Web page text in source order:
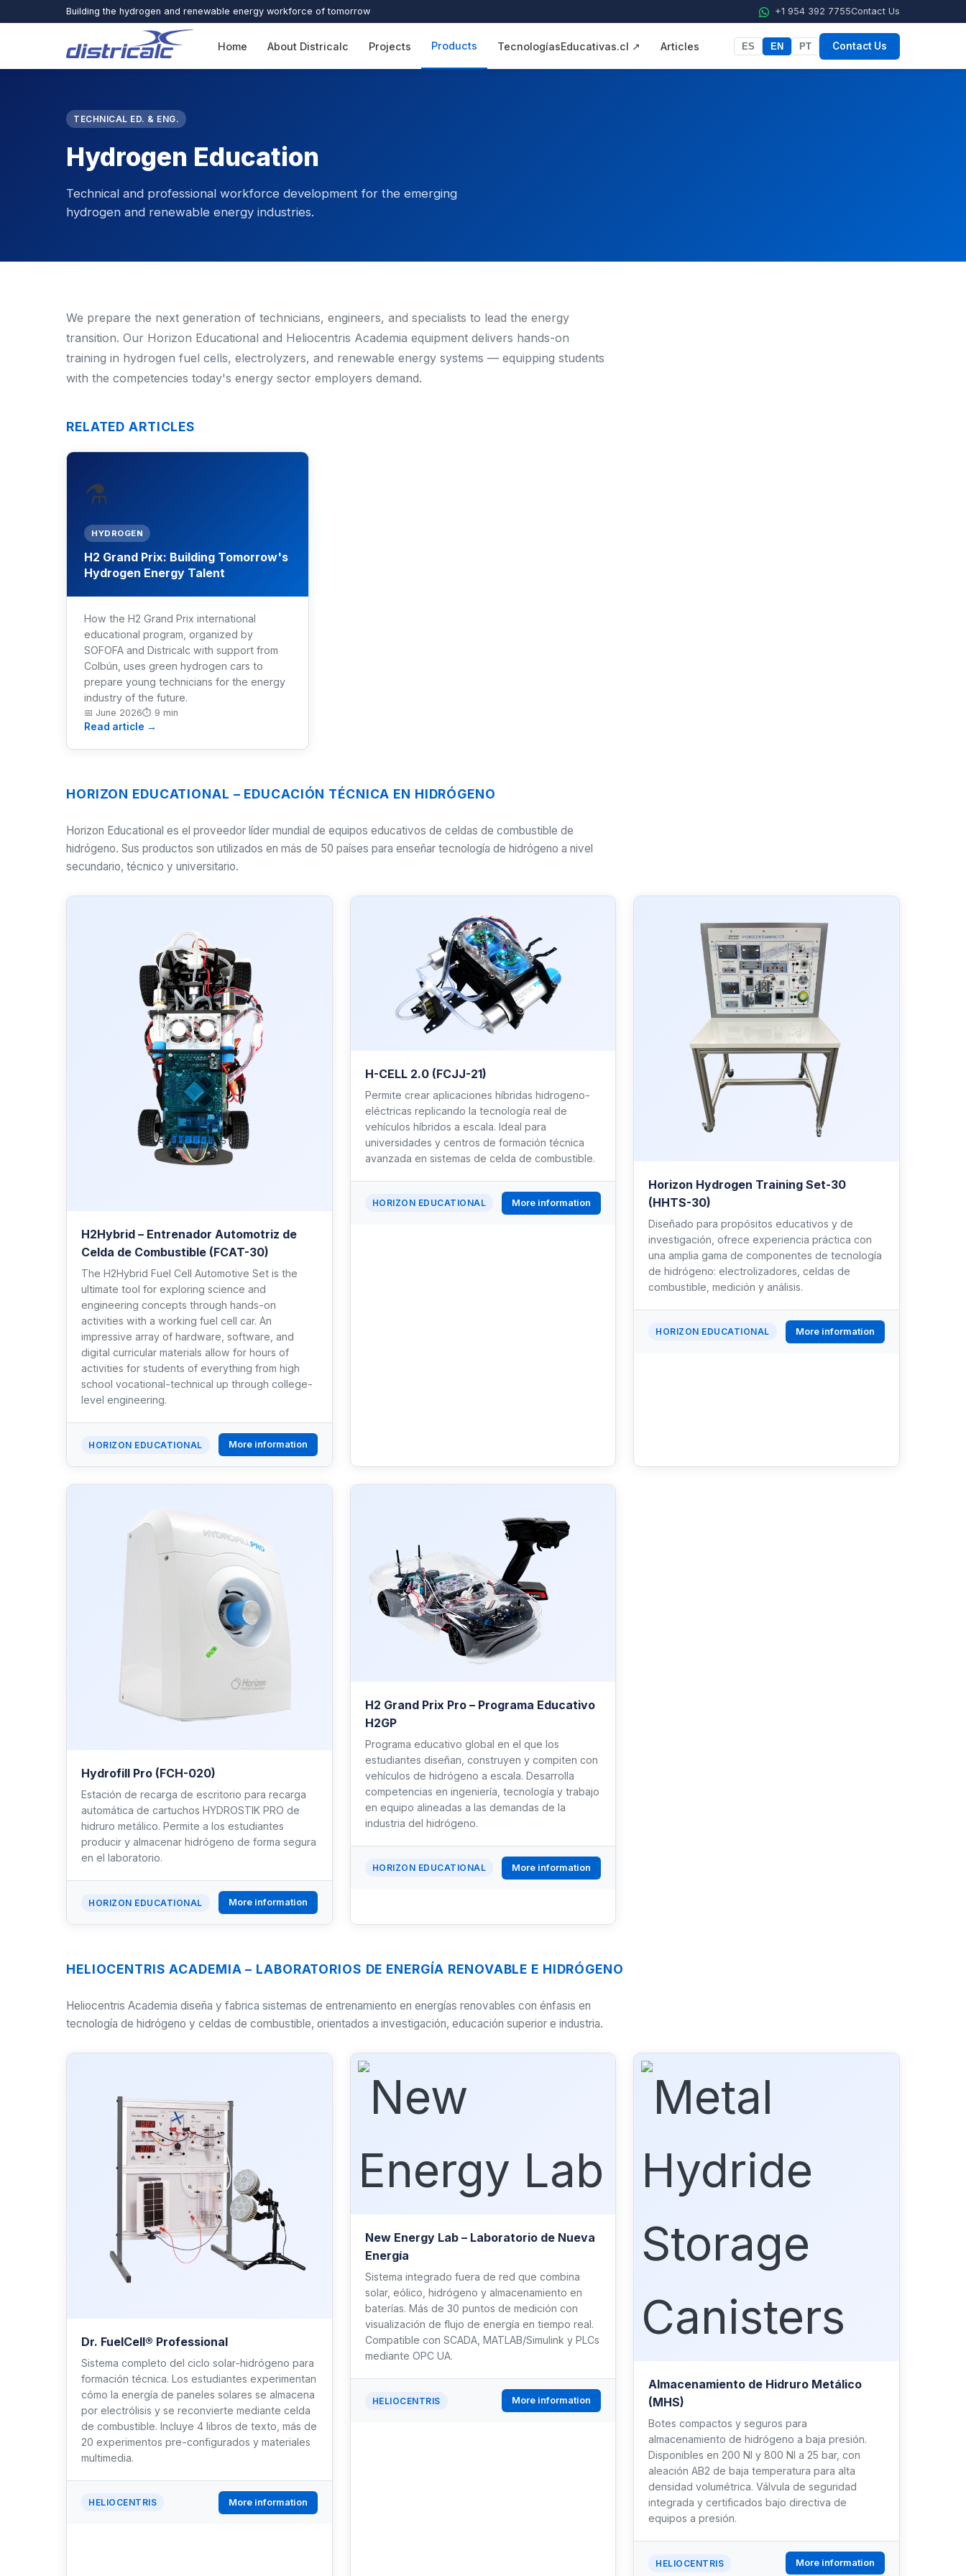
Building the hydrogen and renewable energy workforce of tomorrow +1 954 392 7755Contact Us
Home About Districalc Projects Products TecnologíasEducativas.cl ↗ Articles ES EN PT Contact Us
TECHNICAL ED. & ENG.
Hydrogen Education
Technical and professional workforce development for the emerging
hydrogen and renewable energy industries.
We prepare the next generation of technicians, engineers, and specialists to lead the energy
transition. Our Horizon Educational and Heliocentris Academia equipment delivers hands-on
training in hydrogen fuel cells, electrolyzers, and renewable energy systems — equipping students
with the competencies today's energy sector employers demand.
RELATED ARTICLES
⚗️
HYDROGEN
H2 Grand Prix: Building Tomorrow's
Hydrogen Energy Talent
How the H2 Grand Prix international
educational program, organized by
SOFOFA and Districalc with support from
Colbún, uses green hydrogen cars to
prepare young technicians for the energy
industry of the future.
📅 June 2026⏱ 9 min
Read article →
HORIZON EDUCATIONAL – EDUCACIÓN TÉCNICA EN HIDRÓGENO
Horizon Educational es el proveedor líder mundial de equipos educativos de celdas de combustible de
hidrógeno. Sus productos son utilizados en más de 50 países para enseñar tecnología de hidrógeno a nivel
secundario, técnico y universitario.
H2Hybrid – Entrenador Automotriz de
Celda de Combustible (FCAT-30)
The H2Hybrid Fuel Cell Automotive Set is the
ultimate tool for exploring science and
engineering concepts through hands-on
activities with a working fuel cell car. An
impressive array of hardware, software, and
digital curricular materials allow for hours of
activities for students of everything from high
school vocational-technical up through college-
level engineering.
HORIZON EDUCATIONAL More information
H-CELL 2.0 (FCJJ-21)
Permite crear aplicaciones híbridas hidrogeno-
eléctricas replicando la tecnología real de
vehículos híbridos a escala. Ideal para
universidades y centros de formación técnica
avanzada en sistemas de celda de combustible.
HORIZON EDUCATIONAL More information
Horizon Hydrogen Training Set-30
(HHTS-30)
Diseñado para propósitos educativos y de
investigación, ofrece experiencia práctica con
una amplia gama de componentes de tecnología
de hidrógeno: electrolizadores, celdas de
combustible, medición y análisis.
HORIZON EDUCATIONAL More information
Hydrofill Pro (FCH-020)
Estación de recarga de escritorio para recarga
automática de cartuchos HYDROSTIK PRO de
hidruro metálico. Permite a los estudiantes
producir y almacenar hidrógeno de forma segura
en el laboratorio.
HORIZON EDUCATIONAL More information
H2 Grand Prix Pro – Programa Educativo
H2GP
Programa educativo global en el que los
estudiantes diseñan, construyen y compiten con
vehículos de hidrógeno a escala. Desarrolla
competencias en ingeniería, tecnología y trabajo
en equipo alineadas a las demandas de la
industria del hidrógeno.
HORIZON EDUCATIONAL More information
HELIOCENTRIS ACADEMIA – LABORATORIOS DE ENERGÍA RENOVABLE E HIDRÓGENO
Heliocentris Academia diseña y fabrica sistemas de entrenamiento en energías renovables con énfasis en
tecnología de hidrógeno y celdas de combustible, orientados a investigación, educación superior e industria.
Dr. FuelCell® Professional
Sistema completo del ciclo solar-hidrógeno para
formación técnica. Los estudiantes experimentan
cómo la energía de paneles solares se almacena
por electrólisis y se reconvierte mediante celda
de combustible. Incluye 4 libros de texto, más de
20 experimentos pre-configurados y materiales
multimedia.
HELIOCENTRIS More information
New Energy Lab – Laboratorio de Nueva
Energía
Sistema integrado fuera de red que combina
solar, eólico, hidrógeno y almacenamiento en
baterías. Más de 30 puntos de medición con
visualización de flujo de energía en tiempo real.
Compatible con SCADA, MATLAB/Simulink y PLCs
mediante OPC UA.
HELIOCENTRIS More information
Almacenamiento de Hidruro Metálico
(MHS)
Botes compactos y seguros para
almacenamiento de hidrógeno a baja presión.
Disponibles en 200 Nl y 800 Nl a 25 bar, con
aleación AB2 de baja temperatura para alta
densidad volumétrica. Válvula de seguridad
integrada y certificados bajo directiva de
equipos a presión.
HELIOCENTRIS More information